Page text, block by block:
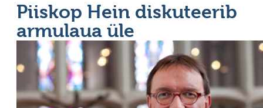
Piiskop Hein diskuteerib
armulaua üle